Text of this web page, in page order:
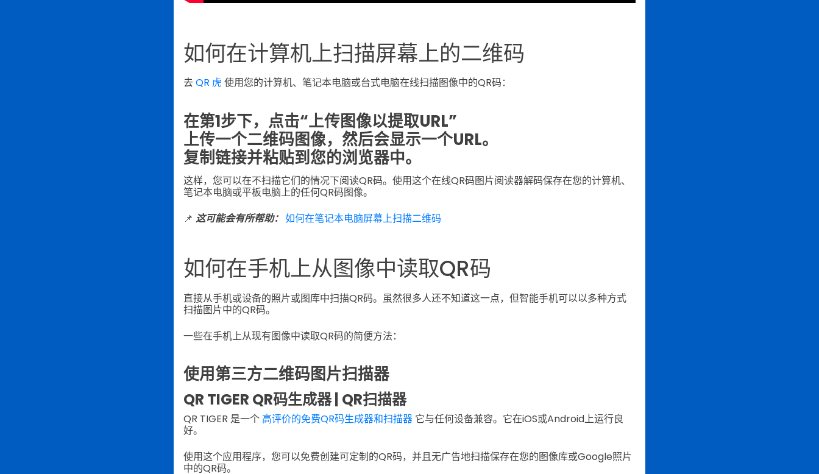
如何在计算机上扫描屏幕上的二维码
去QR 虎 使用您的计算机、笔记本电脑或台式电脑在线扫描图像中的QR码：
在第1步下，点击“上传图像以提取URL”
上传一个二维码图像，然后会显示一个URL。
复制链接并粘贴到您的浏览器中。
这样，您可以在不扫描它们的情况下阅读QR码。使用这个在线QR码图片阅读器解码保存在您的计算机、
笔记本电脑或平板电脑上的任何QR码图像。
📌 这可能会有所帮助： 如何在笔记本电脑屏幕上扫描二维码
如何在手机上从图像中读取QR码
直接从手机或设备的照片或图库中扫描QR码。虽然很多人还不知道这一点，但智能手机可以以多种方式
扫描图片中的QR码。
一些在手机上从现有图像中读取QR码的简便方法：
使用第三方二维码图片扫描器
QR TIGER QR码生成器 | QR扫描器
QR TIGER 是一个 高评价的免费QR码生成器和扫描器它与任何设备兼容。它在iOS或Android上运行良
好。
使用这个应用程序，您可以免费创建可定制的QR码，并且无广告地扫描保存在您的图像库或Google照片
中的QR码。